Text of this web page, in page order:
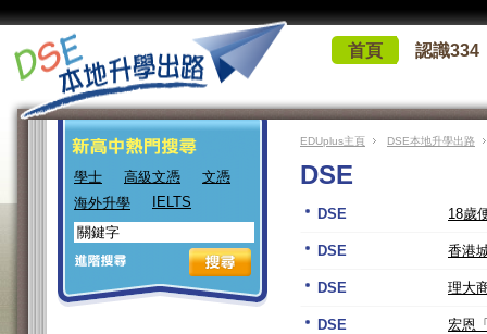
首頁 認識334
學士 高級文憑
文憑
海外升學
IELTS
EDUplus主頁 DSE本地升學出路
DSE
DSE 18歲
DSE 香港
DSE 理大
DSE 宏恩